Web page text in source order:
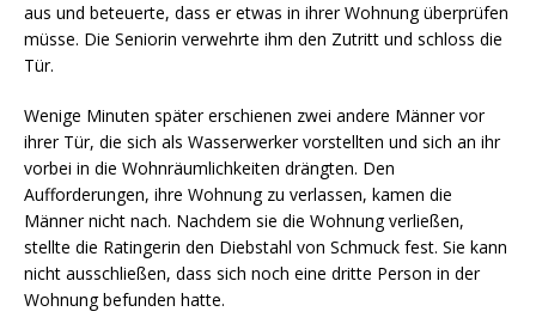
aus und beteuerte, dass er etwas in ihrer Wohnung überprüfen
müsse. Die Seniorin verwehrte ihm den Zutritt und schloss die
Tür.
Wenige Minuten später erschienen zwei andere Männer vor
ihrer Tür, die sich als Wasserwerker vorstellten und sich an ihr
vorbei in die Wohnräumlichkeiten drängten. Den
Aufforderungen, ihre Wohnung zu verlassen, kamen die
Männer nicht nach. Nachdem sie die Wohnung verließen,
stellte die Ratingerin den Diebstahl von Schmuck fest. Sie kann
nicht ausschließen, dass sich noch eine dritte Person in der
Wohnung befunden hatte.